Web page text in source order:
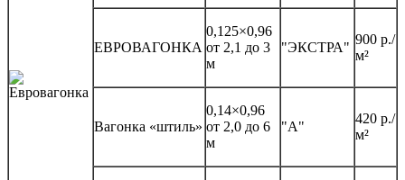
ЕВРОВАГОНКА
0,125×0,96
от 2,1 до 3
м
"ЭКСТРА"
900 р./
м²
Вагонка «штиль»
0,14×0,96
от 2,0 до 6
м
"А"
420 р./
м²